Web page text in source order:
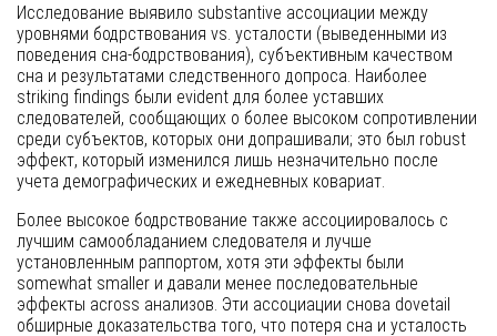
Исследование выявило substantive ассоциации между
уровнями бодрствования vs. усталости (выведенными из
поведения сна-бодрствования), субъективным качеством
сна и результатами следственного допроса. Наиболее
striking findings были evident для более уставших
следователей, сообщающих о более высоком сопротивлении
среди субъектов, которых они допрашивали; это был robust
эффект, который изменился лишь незначительно после
учета демографических и ежедневных ковариат.
Более высокое бодрствование также ассоциировалось с
лучшим самообладанием следователя и лучше
установленным раппортом, хотя эти эффекты были
somewhat smaller и давали менее последовательные
эффекты across анализов. Эти ассоциации снова dovetail
обширные доказательства того, что потеря сна и усталость